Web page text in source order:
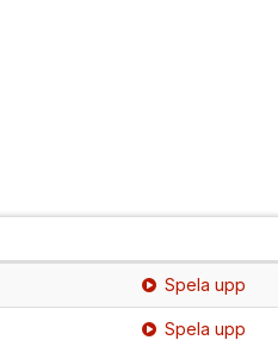
Spela upp
Spela upp